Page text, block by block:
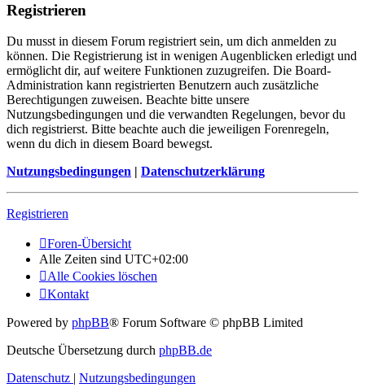
Registrieren
Du musst in diesem Forum registriert sein, um dich anmelden zu
können. Die Registrierung ist in wenigen Augenblicken erledigt und
ermöglicht dir, auf weitere Funktionen zuzugreifen. Die Board-
Administration kann registrierten Benutzern auch zusätzliche
Berechtigungen zuweisen. Beachte bitte unsere
Nutzungsbedingungen und die verwandten Regelungen, bevor du
dich registrierst. Bitte beachte auch die jeweiligen Forenregeln,
wenn du dich in diesem Board bewegst.
Nutzungsbedingungen | Datenschutzerklärung
Registrieren
Foren-Übersicht
Alle Zeiten sind UTC+02:00
Alle Cookies löschen
Kontakt
Powered by phpBB® Forum Software © phpBB Limited
Deutsche Übersetzung durch phpBB.de
Datenschutz | Nutzungsbedingungen